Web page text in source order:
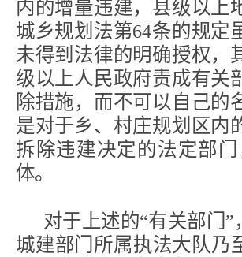
内的增量违建，县级以上
城乡规划法第64条的规定
未得到法律的明确授权，
级以上人民政府责成有关
除措施，而不可以自己的
是对于乡、村庄规划区内
拆除违建决定的法定部
体。
对于上述的“有关部门
城建部门所属执法大队乃